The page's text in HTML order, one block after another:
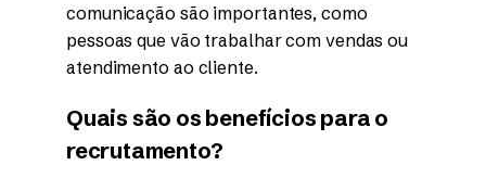
comunicação são importantes, como
pessoas que vão trabalhar com vendas ou
atendimento ao cliente.
Quais são os benefícios para o
recrutamento?